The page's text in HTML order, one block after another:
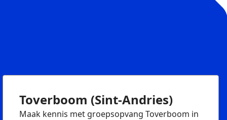
Toverboom (Sint-Andries)
Maak kennis met groepsopvang Toverboom in